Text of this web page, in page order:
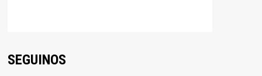
SEGUINOS